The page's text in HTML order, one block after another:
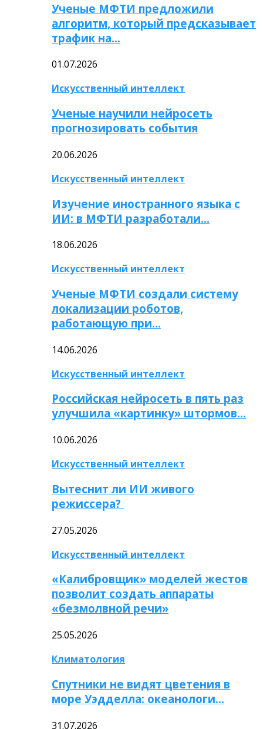
Ученые МФТИ предложили
алгоритм, который предсказывает
трафик на…
01.07.2026
Искусственный интеллект
Ученые научили нейросеть
прогнозировать события
20.06.2026
Искусственный интеллект
Изучение иностранного языка с
ИИ: в МФТИ разработали…
18.06.2026
Искусственный интеллект
Ученые МФТИ создали систему
локализации роботов,
работающую при…
14.06.2026
Искусственный интеллект
Российская нейросеть в пять раз
улучшила «картинку» штормов…
10.06.2026
Искусственный интеллект
Вытеснит ли ИИ живого
режиссера?
27.05.2026
Искусственный интеллект
«Калибровщик» моделей жестов
позволит создать аппараты
«безмолвной речи»
25.05.2026
Климатология
Спутники не видят цветения в
море Уэдделла: океанологи…
31.07.2026